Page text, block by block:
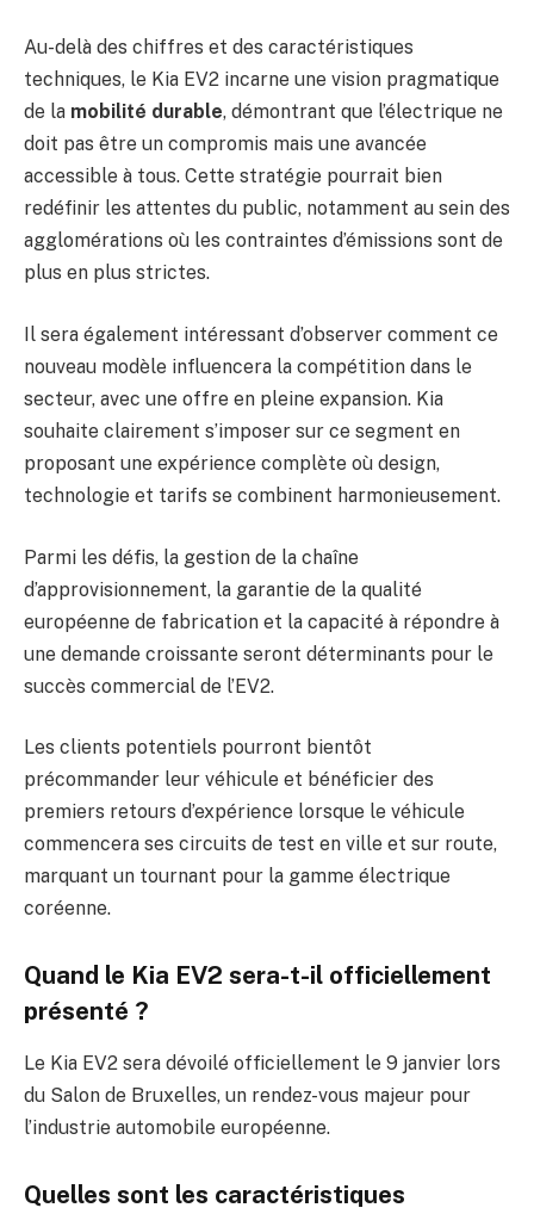
Au-delà des chiffres et des caractéristiques
techniques, le Kia EV2 incarne une vision pragmatique
de la mobilité durable, démontrant que l’électrique ne
doit pas être un compromis mais une avancée
accessible à tous. Cette stratégie pourrait bien
redéfinir les attentes du public, notamment au sein des
agglomérations où les contraintes d’émissions sont de
plus en plus strictes.
Il sera également intéressant d’observer comment ce
nouveau modèle influencera la compétition dans le
secteur, avec une offre en pleine expansion. Kia
souhaite clairement s’imposer sur ce segment en
proposant une expérience complète où design,
technologie et tarifs se combinent harmonieusement.
Parmi les défis, la gestion de la chaîne
d’approvisionnement, la garantie de la qualité
européenne de fabrication et la capacité à répondre à
une demande croissante seront déterminants pour le
succès commercial de l’EV2.
Les clients potentiels pourront bientôt
précommander leur véhicule et bénéficier des
premiers retours d’expérience lorsque le véhicule
commencera ses circuits de test en ville et sur route,
marquant un tournant pour la gamme électrique
coréenne.
Quand le Kia EV2 sera-t-il officiellement
présenté ?
Le Kia EV2 sera dévoilé officiellement le 9 janvier lors
du Salon de Bruxelles, un rendez-vous majeur pour
l’industrie automobile européenne.
Quelles sont les caractéristiques